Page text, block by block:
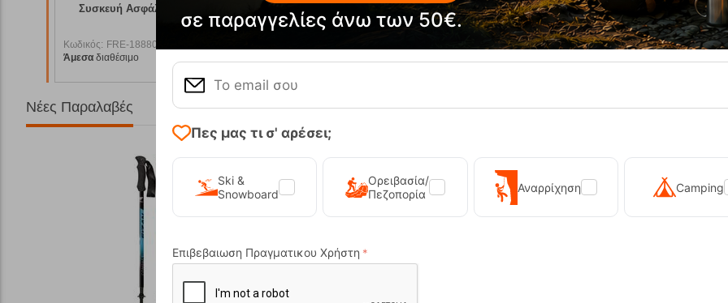
Συσκευή Ασφάλισης Bow White Ocun
Κωδικός: FRE-18880
Άμεσα διαθέσιμο 39,95 €
Συσκευή Ασφάλισης Bow Blue Ocun
39,95 €
Oχτάρι Classic Descender
Κωδικός: FRE-16454
Νέες Παραλαβές
σε παραγγελίες άνω των 50€.
Πες μας τι σ' αρέσει;
Ski &
Snowboard
Ορειβασία/
Πεζοπορία
Αναρρίχηση Camping
Επιβεβαιωση Πραγματικου Χρήστη